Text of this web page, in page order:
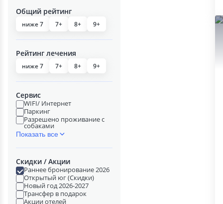
Общий рейтинг
ниже 7 7+ 8+ 9+
Рейтинг лечения
ниже 7 7+ 8+ 9+
Сервис
WIFI/ Интернет
Паркинг
Разрешено проживание с
собаками
Показать все
Скидки / Акции
Раннее бронирование 2026
Открытый юг (Скидки)
Новый год 2026-2027
Трансфер в подарок
Акции отелей